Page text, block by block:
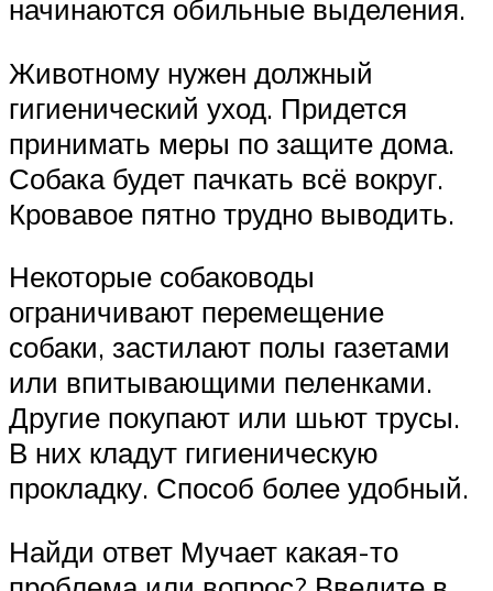
начинаются обильные выделения.
Животному нужен должный
гигиенический уход. Придется
принимать меры по защите дома.
Собака будет пачкать всё вокруг.
Кровавое пятно трудно выводить.
Некоторые собаководы
ограничивают перемещение
собаки, застилают полы газетами
или впитывающими пеленками.
Другие покупают или шьют трусы.
В них кладут гигиеническую
прокладку. Способ более удобный.
Найди ответ Мучает какая-то